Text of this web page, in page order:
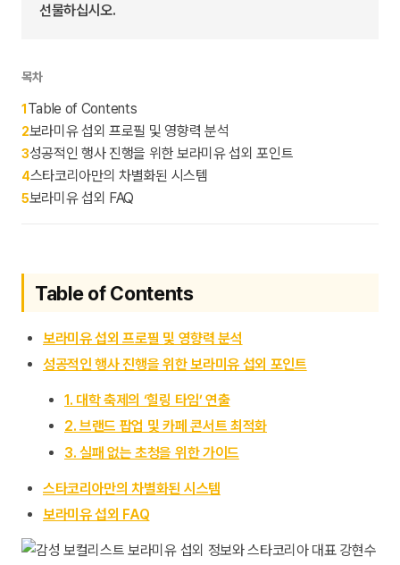
선물하십시오.
목차
1 Table of Contents
2보라미유 섭외 프로필 및 영향력 분석
3성공적인 행사 진행을 위한 보라미유 섭외 포인트
4스타코리아만의 차별화된 시스템
5보라미유 섭외 FAQ
Table of Contents
보라미유 섭외 프로필 및 영향력 분석
성공적인 행사 진행을 위한 보라미유 섭외 포인트
1. 대학 축제의 ‘힐링 타임’ 연출
2. 브랜드 팝업 및 카페 콘서트 최적화
3. 실패 없는 초청을 위한 가이드
스타코리아만의 차별화된 시스템
보라미유 섭외 FAQ